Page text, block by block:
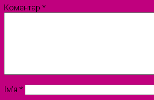
Коментар *
Ім'я *